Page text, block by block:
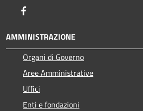
AMMINISTRAZIONE
Organi di Governo
Aree Amministrative
Uffici
Enti e fondazioni